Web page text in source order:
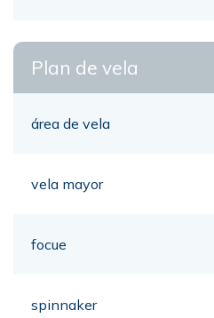
Plan de vela
área de vela
vela mayor
focue
spinnaker